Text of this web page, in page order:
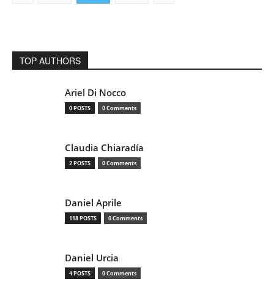
TOP AUTHORS
Ariel Di Nocco
0 POSTS 0 Comments
Claudia Chiaradía
2 POSTS 0 Comments
Daniel Aprile
118 POSTS 0 Comments
Daniel Urcia
4 POSTS 0 Comments